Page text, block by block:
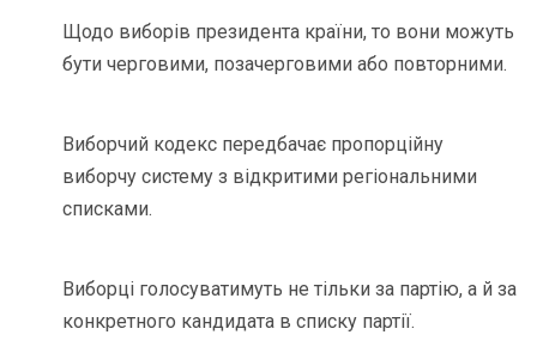
Щодо виборів президента країни, то вони можуть
бути черговими, позачерговими або повторними.
Виборчий кодекс передбачає пропорційну
виборчу систему з відкритими регіональними
списками.
Виборці голосуватимуть не тільки за партію, а й за
конкретного кандидата в списку партії.